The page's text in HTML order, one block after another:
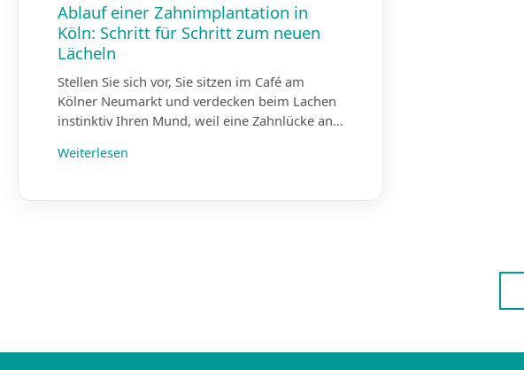
Ablauf einer Zahnimplantation in
Köln: Schritt für Schritt zum neuen
Lächeln
Stellen Sie sich vor, Sie sitzen im Café am
Kölner Neumarkt und verdecken beim Lachen
instinktiv Ihren Mund, weil eine Zahnlücke an…
Weiterlesen